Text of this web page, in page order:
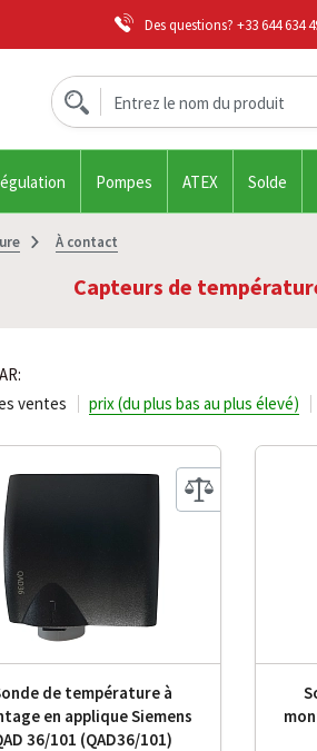
Des questions? +33 644 634
Pompes ATEX Solde
À contact
Capteurs de
ventes
prix (du plus bas au plus élevé)
de température à
en applique Siemens
36/101 (QAD36/101)